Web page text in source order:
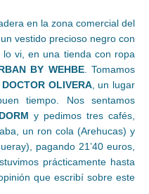
en la zona comercial del
vestido precioso negro con
vi, en una tienda con ropa
BY WEHBE. Tomamos
OLIVERA, un lugar
tiempo. Nos sentamos
y pedimos tres cafés,
un ron cola (Arehucas) y
pagando 21’40 euros,
prácticamente hasta
que escribí sobre este